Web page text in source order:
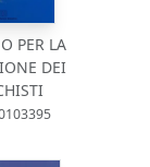
PER LA
DEI